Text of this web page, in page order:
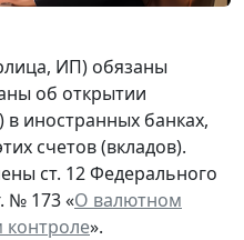
ИП) обязаны
об открытии
в иностранных банках,
счетов (вкладов).
ст. 12 Федерального
№ 173 «О валютном
контроле».